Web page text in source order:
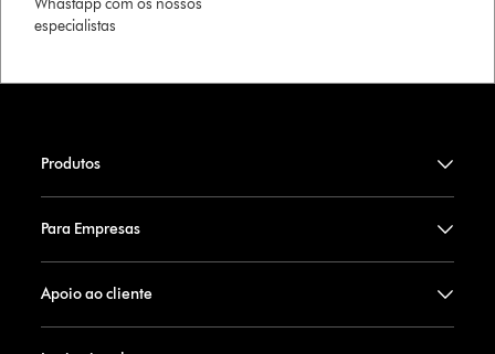
especialistas
Produtos
Para Empresas
Apoio ao cliente